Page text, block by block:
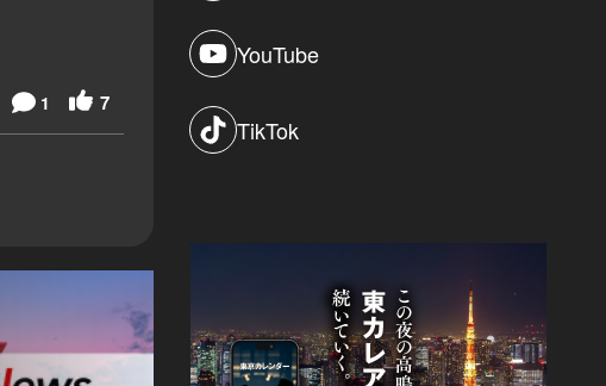
7
1
YouTube
TikTok